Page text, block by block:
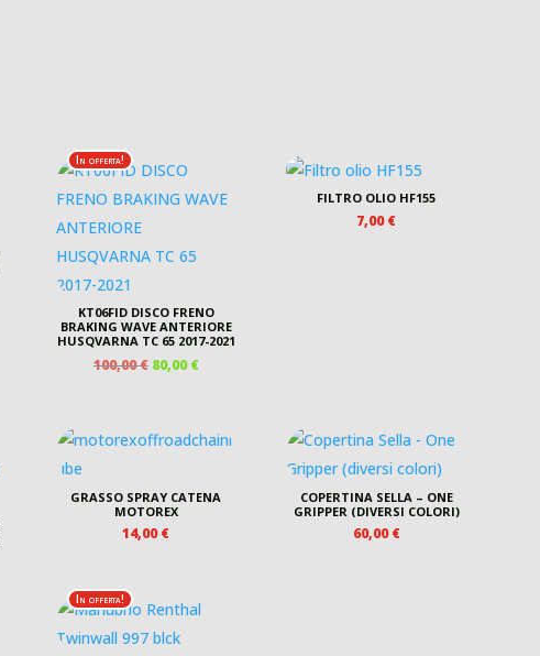
In offerta!
KT06FID DISCO FRENO
BRAKING WAVE ANTERIORE
HUSQVARNA TC 65 2017-2021
100,00€ IL
100,00 €.
80,00€IL
80,00 €.
FILTRO OLIO HF155
7,00€
GRASSO SPRAY CATENA
MOTOREX
14,00€
COPERTINA SELLA – ONE
GRIPPER (DIVERSI COLORI)
60,00€
In offerta!